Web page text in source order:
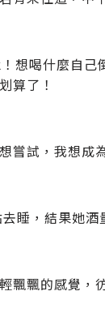
喝什麼自己
算了！
嘗試，我想成
睡，結果她
飄飄的感覺，